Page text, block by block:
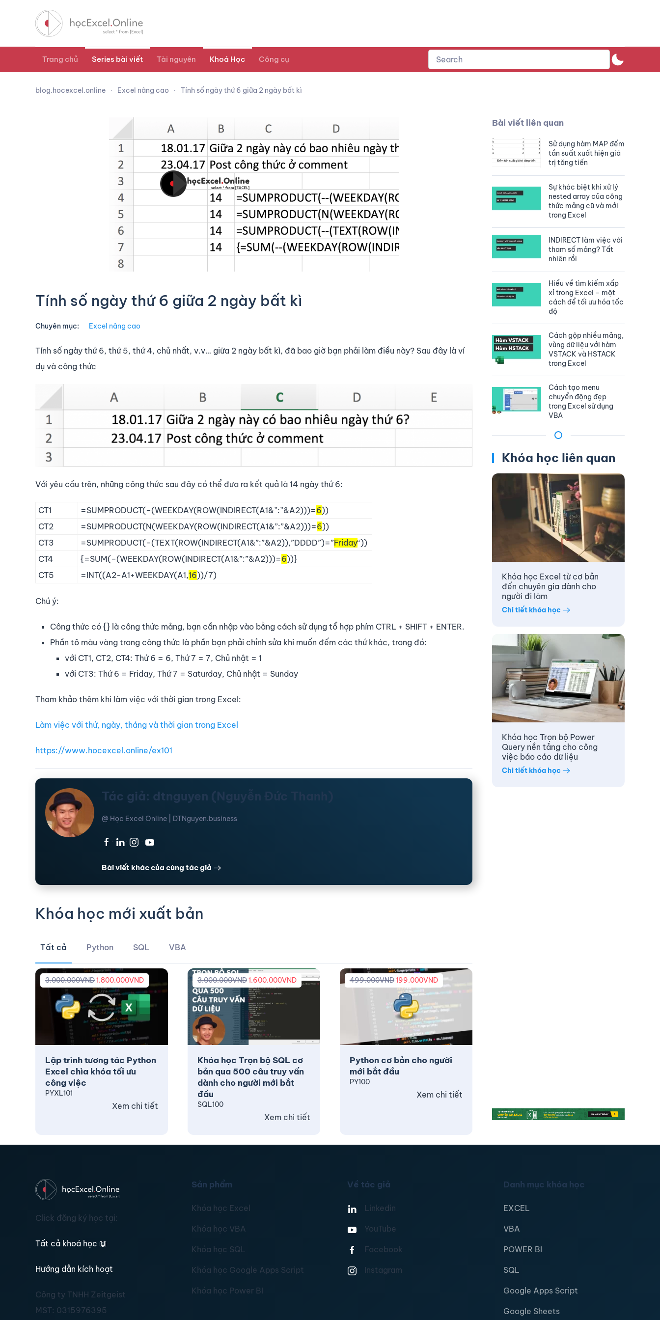
Trang chủ Series bài viết Tài nguyên Khoá Học Công cụ
blog.hocexcel.online Excel nâng cao Tính số ngày thứ 6 giữa 2 ngày bất kì
Tính số ngày thứ 6 giữa 2 ngày bất kì
Chuyên mục: Excel nâng cao
Tính số ngày thứ 6, thứ 5, thứ 4, chủ nhất, v.v… giữa 2 ngày bất kì, đã bao giờ bạn phải làm điều này? Sau đây là ví
dụ và công thức
Với yêu cầu trên, những công thức sau đây có thể đưa ra kết quả là 14 ngày thứ 6:
CT1 =SUMPRODUCT(–(WEEKDAY(ROW(INDIRECT(A1&”:”&A2)))=6))
CT2
=SUMPRODUCT(N(WEEKDAY(ROW(INDIRECT(A1&”:”&A2)))=6))
CT3
=SUMPRODUCT(–(TEXT(ROW(INDIRECT(A1&”:”&A2)),”DDDD”)=”Friday“))
CT4
{=SUM(–(WEEKDAY(ROW(INDIRECT(A1&”:”&A2)))=6))}
CT5
=INT((A2-A1+WEEKDAY(A1,16))/7)
Chú ý:
Công thức có {} là công thức mảng, bạn cần nhập vào bằng cách sử dụng tổ hợp phím CTRL + SHIFT + ENTER.
Phần tô màu vàng trong công thức là phần bạn phải chỉnh sửa khi muốn đếm các thứ khác, trong đó:
với CT1, CT2, CT4: Thứ 6 = 6, Thứ 7 = 7, Chủ nhật = 1
với CT3: Thứ 6 = Friday, Thứ 7 = Saturday, Chủ nhật = Sunday
Tham khảo thêm khi làm việc với thời gian trong Excel:
Làm việc với thứ, ngày, tháng và thời gian trong Excel
https://www.hocexcel.online/ex101
Tác giả: dtnguyen (Nguyễn Đức Thanh)
@ Học Excel Online | DTNguyen.business
· · ·
Bài viết khác của cùng tác giả
Khóa học mới xuất bản
Tất cả Python SQL VBA
Lập trình tương tác Python
Excel chìa khóa tối ưu
công việc
3.000.000VND1.800.000VND
PYXL101
Xem chi tiết
Khóa học Trọn bộ SQL cơ
bản qua 500 câu truy vấn
dành cho người mới bắt
đầu
3.000.000VND1.600.000VND
SQL100
Xem chi tiết
Python cơ bản cho người
mới bắt đầu
499.000VND199.000VND
PY100
Xem chi tiết
Bài viết liên quan
Sử dụng hàm MAP đếm
tần suất xuất hiện giá
trị tăng tiến
Sự khác biệt khi xử lý
nested array của công
thức mảng cũ và mới
trong Excel
INDIRECT làm việc với
tham số mảng? Tất
nhiên rồi
Hiểu về tìm kiếm xấp
xỉ trong Excel – một
cách để tối ưu hóa tốc
độ
Cách gộp nhiều mảng,
vùng dữ liệu với hàm
VSTACK và HSTACK
trong Excel
Cách tạo menu
chuyển động đẹp
trong Excel sử dụng
VBA
Khóa học liên quan
Khóa học Excel từ cơ bản
đến chuyên gia dành cho
người đi làm
Chi tiết khóa học
Khóa học Trọn bộ Power
Query nền tảng cho công
việc báo cáo dữ liệu
Chi tiết khóa học
Click đăng ký học tại:
Tất cả khoá học 📖
Hướng dẫn kích hoạt
Công ty TNHH Zeitgeist
MST: 0315976395
Sản phẩm
Khóa học Excel
Khóa học VBA
Khóa học SQL
Khóa học Google Apps Script
Khóa học Power BI
Về tác giả
Linkedin
YouTube
Facebook
Instagram
Danh mục khóa học
EXCEL
VBA
POWER BI
SQL
Google Apps Script
Google Sheets